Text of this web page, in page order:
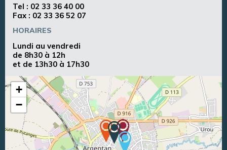
Tel : 02 33 36 40 00
Fax : 02 33 36 52 07
HORAIRES
Lundi au vendredi
de 8h30 à 12h
et de 13h30 à 17h30
+
−